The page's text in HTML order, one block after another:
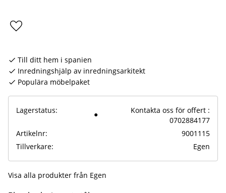
Lägg till i favoriter
Till ditt hem i spanien
Inredningshjälp av inredningsarkitekt
Populära möbelpaket
Lagerstatus
Kontakta oss för offert :
0702884177
Artikelnr
9001115
Tillverkare
Egen
Visa alla produkter från Egen